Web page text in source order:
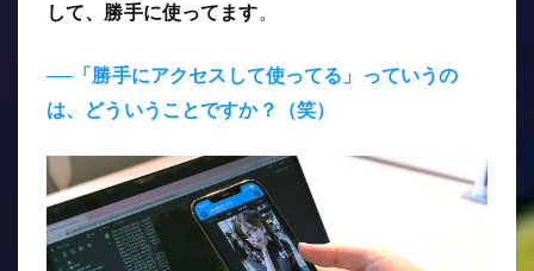
して、勝手に使ってます。
──「勝手にアクセスして使ってる」っていうの
は、どういうことですか？（笑）